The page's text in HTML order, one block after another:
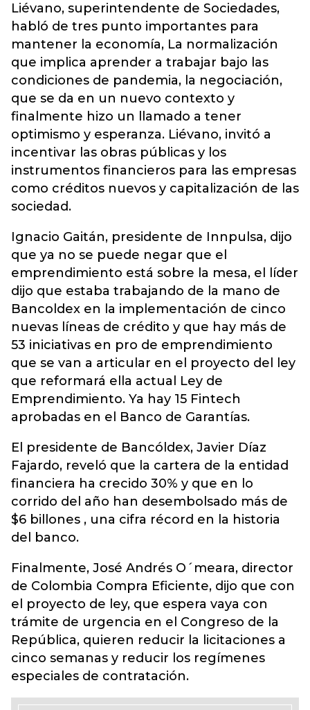
Liévano, superintendente de Sociedades,
habló de tres punto importantes para
mantener la economía, La normalización
que implica aprender a trabajar bajo las
condiciones de pandemia, la negociación,
que se da en un nuevo contexto y
finalmente hizo un llamado a tener
optimismo y esperanza. Liévano, invitó a
incentivar las obras públicas y los
instrumentos financieros para las empresas
como créditos nuevos y capitalización de las
sociedad.
Ignacio Gaitán, presidente de Innpulsa, dijo
que ya no se puede negar que el
emprendimiento está sobre la mesa, el líder
dijo que estaba trabajando de la mano de
Bancoldex en la implementación de cinco
nuevas líneas de crédito y que hay más de
53 iniciativas en pro de emprendimiento
que se van a articular en el proyecto del ley
que reformará ella actual Ley de
Emprendimiento. Ya hay 15 Fintech
aprobadas en el Banco de Garantías.
El presidente de Bancóldex, Javier Díaz
Fajardo, reveló que la cartera de la entidad
financiera ha crecido 30% y que en lo
corrido del año han desembolsado más de
$6 billones , una cifra récord en la historia
del banco.
Finalmente, José Andrés O´meara, director
de Colombia Compra Eficiente, dijo que con
el proyecto de ley, que espera vaya con
trámite de urgencia en el Congreso de la
República, quieren reducir la licitaciones a
cinco semanas y reducir los regímenes
especiales de contratación.